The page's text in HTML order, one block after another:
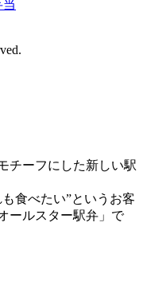
チーフにした新しい駅
食べたい”というお客
ールスター駅弁」で